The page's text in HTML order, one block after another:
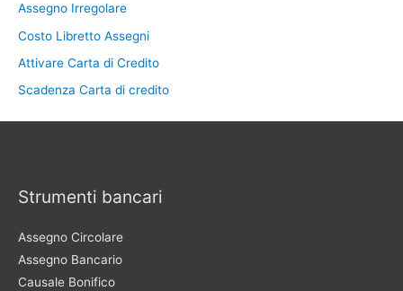
Assegno Irregolare
Costo Libretto Assegni
Attivare Carta di Credito
Scadenza Carta di credito
Strumenti bancari
Assegno Circolare
Assegno Bancario
Causale Bonifico